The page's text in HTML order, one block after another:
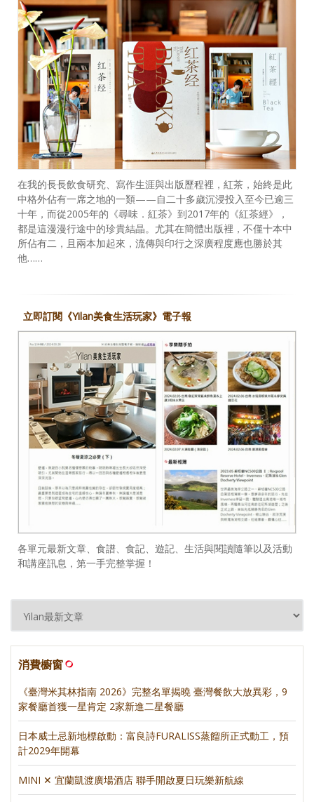
在我的長長飲食研究、寫作生涯與出版歷程裡，紅茶，始終是此
中格外佔有一席之地的一類——自二十多歲沉浸投入至今已逾三
十年，而從2005年的《尋味．紅茶》到2017年的《紅茶經》，
都是這漫漫行途中的珍貴結晶。尤其在簡體出版裡，不僅十本中
所佔有二，且兩本加起來，流傳與印行之深廣程度應也勝於其
他……
立即訂閱《Yilan美食生活玩家》電子報
各單元最新文章、食譜、食記、遊記、生活與閱讀隨筆以及活動
和講座訊息，第一手完整掌握！
消費櫥窗
《臺灣米其林指南 2026》完整名單揭曉 臺灣餐飲大放異彩，9
家餐廳首獲一星肯定 2家新進二星餐廳
日本威士忌新地標啟動：富良詩FURALISS蒸餾所正式動工，預
計2029年開幕
MINI ✕ 宜蘭凱渡廣場酒店 聯手開啟夏日玩樂新航線